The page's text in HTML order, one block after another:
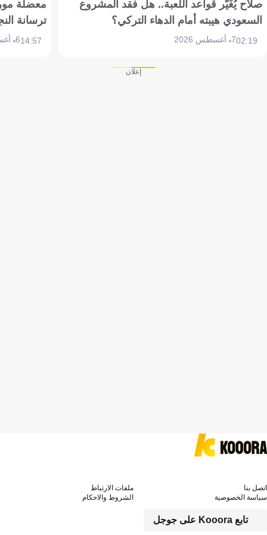
صلاح يُغَيّر قواعد اللعبة.. هل فقد المشروع
السعودي هيبته أمام الدهاء التركي؟
02:197 أغسطس 2026
معضلة
ترسانة
14:576 أغسطس 2026
إعلان
تابع Kooora على جوجل
اتصل بنا
ملفات الارتباط
سياسة الخصوصية
الشروط والاحكام